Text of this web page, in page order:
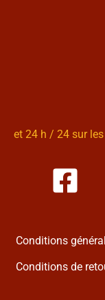
et 24 h / 24 sur
Conditions
Conditions de